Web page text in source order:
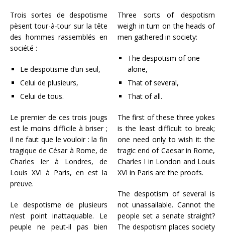
Trois sortes de despotisme
pèsent tour-à-tour sur la tête
des hommes rassemblés en
société :
Le despotisme d’un seul,
Celui de plusieurs,
Celui de tous.
Le premier de ces trois jougs
est le moins difficile à briser ;
il ne faut que le vouloir : la fin
tragique de César à Rome, de
Charles Ier à Londres, de
Louis XVI à Paris, en est la
preuve.
Le despotisme de plusieurs
n’est point inattaquable. Le
peuple ne peut-il pas bien
Three sorts of despotism
weigh in turn on the heads of
men gathered in society:
The despotism of one
alone,
That of several,
That of all.
The first of these three yokes
is the least difficult to break;
one need only to wish it: the
tragic end of Caesar in Rome,
Charles I in London and Louis
XVI in Paris are the proofs.
The despotism of several is
not unassailable. Cannot the
people set a senate straight?
The despotism places society